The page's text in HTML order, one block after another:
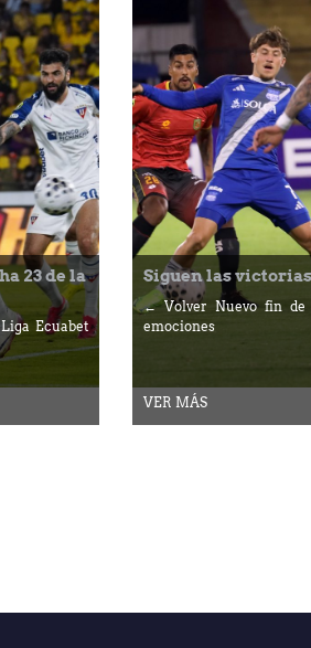
23 de la
Ecuabet
Siguen las
← Volver Nuevo fin de
emociones
VER MÁS